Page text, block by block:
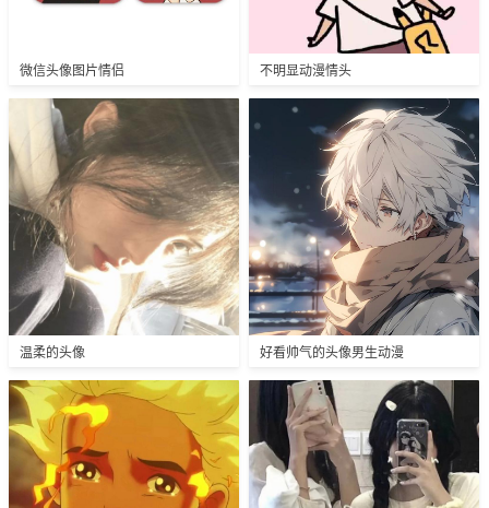
微信头像图片情侣 不明显动漫情头
温柔的头像 好看帅气的头像男生动漫